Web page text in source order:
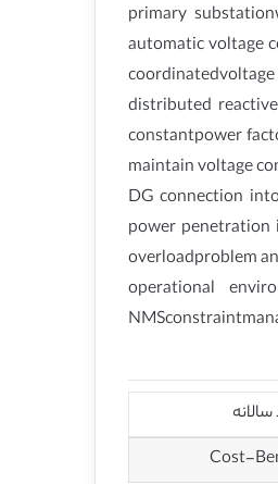
primary
automatic voltage
distributed
constantpower
maintain voltage
DG connection
power penetration
overloadproblem
operational
Cost-